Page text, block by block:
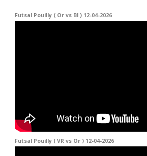
Futsal Pouilly ( Or vs Bl ) 12-04-2026
Futsal Pouilly ( VR vs Or ) 12-04-2026